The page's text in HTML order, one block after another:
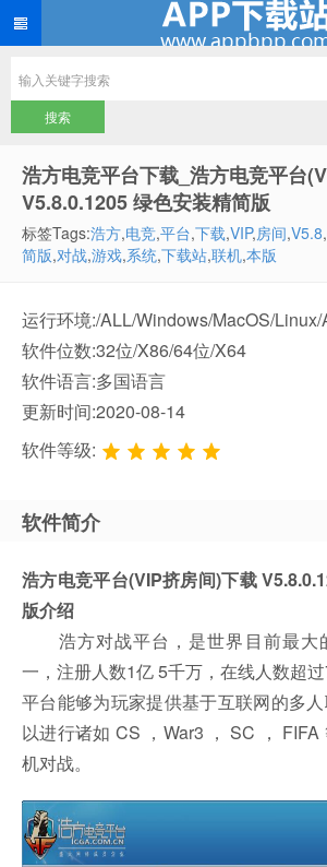
浩方电竞平台下载_浩方电竞平台
V5.8.0.1205 绿色安装精简版
标签Tags:浩方,电竞,平台,下载,VIP,房间,V5.8,
简版,对战,游戏,系统,下载站,联机,本版
运行环境:/ALL/Windows/MacOS/
软件位数:32位/X86/64位/X64
软件语言:多国语言
更新时间:2020-08-14
软件等级:
软件简介
浩方电竞平台(VIP挤房间)下载
版介绍
浩方对战平台，是世界目前最大
一，注册人数1亿 5千万，在线人数超
平台能够为玩家提供基于互联网的多
以进行诸如 CS ，War3 ， SC ，
机对战。